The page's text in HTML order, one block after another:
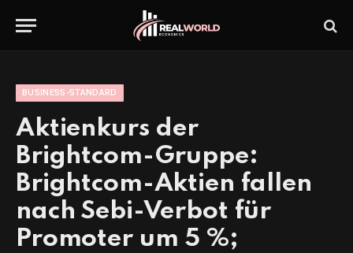
BUSINESS-STANDARD
Aktienkurs der
Brightcom-Gruppe:
Brightcom-Aktien fallen
nach Sebi-Verbot für
Promoter um 5 %;